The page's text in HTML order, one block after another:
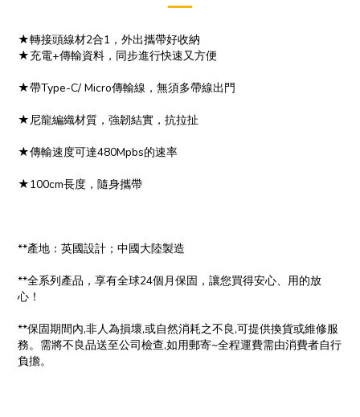
★轉接頭線材2合1，外出攜帶好收納
★充電+傳輸資料，同步進行快速又方便
★帶Type-C/ Micro傳輸線，無須多帶線出門
★尼龍編織材質，強韌結實，抗拉扯
★傳輸速度可達480Mpbs的速率
★100cm長度，隨身攜帶
**產地：英國設計；中國大陸製造
**全系列產品，享有全球24個月保固，讓您買得安心、用的放
心！
**保固期間內,非人為損壞,或自然消耗之不良,可提供換貨或維修服
務。需將不良品送至公司檢查,如用郵寄~全程運費需由消費者自行
負擔。